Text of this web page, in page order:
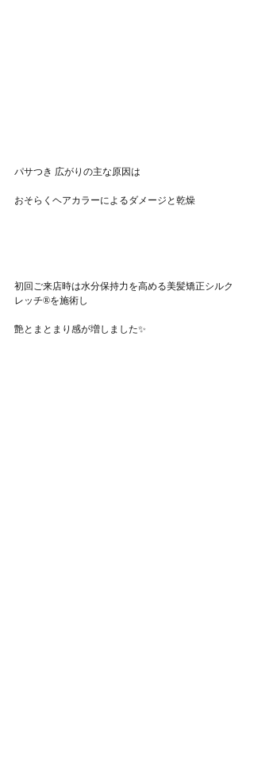
パサつき 広がりの主な原因は
おそらくヘアカラーによるダメージと乾燥
初回ご来店時は水分保持力を高める美髪矯正シルク
レッチ®を施術し
艶とまとまり感が増しました✨